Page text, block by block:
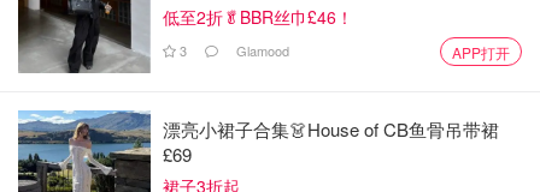
低至2折🥬BBR丝巾£46！
3 Glamood APP打开
漂亮小裙子合集👗House of CB鱼骨吊带裙
£69
裙子3折起